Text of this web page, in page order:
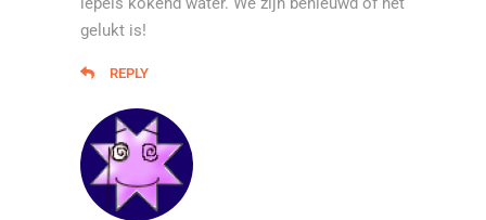
gelukt is!
REPLY